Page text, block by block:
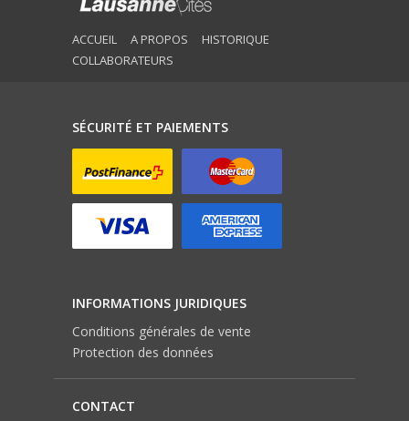
ACCUEIL A PROPOS
HISTORIQUE
COLLABORATEURS
SÉCURITÉ ET PAIEMENTS
INFORMATIONS JURIDIQUES
Conditions générales de vente
Protection des données
CONTACT